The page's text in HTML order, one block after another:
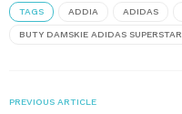
TAGS ADDIA ADIDAS
BUTY DAMSKIE ADIDAS SUPERSTAR
PREVIOUS ARTICLE